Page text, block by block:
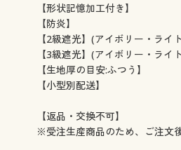
【形状記憶加工付き】
【防炎】
【2級遮光】(アイボリー・ライ
【3級遮光】(アイボリー・ライ
【生地厚の目安:ふつう】
【小型別配送】
【返品・交換不可】
※受注生産商品のため、ご注文